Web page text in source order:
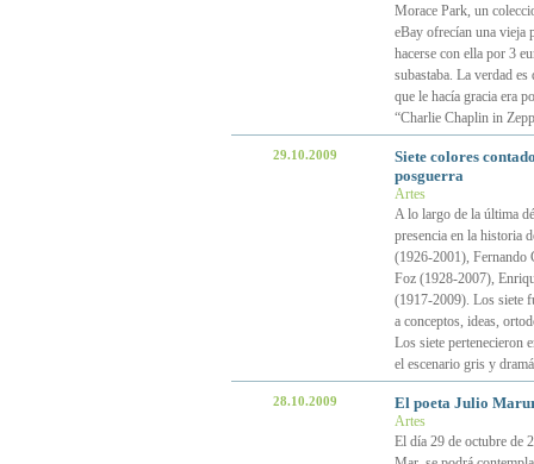
Morace Park, un
eBay ofrecían una vieja
hacerse con ella por 3
subastaba. La verdad
que le hacía gracia era
“Charlie Chaplin in
29.10.2009
Siete colores
posguerra
Artes
A lo largo de la última
presencia en la historia
(1926-2001), Fernando
Foz (1928-2007),
(1917-2009). Los siete
a conceptos, ideas,
Los siete pertenecieron
el escenario gris y
28.10.2009 El poeta Julio
Artes
El día 29 de octubre de